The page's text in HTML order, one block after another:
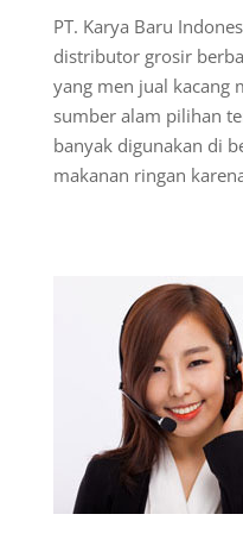
PT. Karya Baru
distributor grosir
yang men jual kacang
sumber alam pilihan
banyak digunakan di
makanan ringan